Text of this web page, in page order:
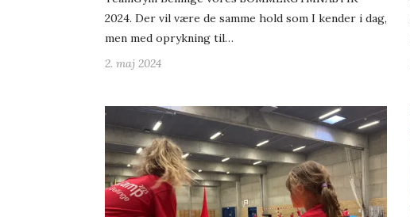
2024. Der vil være de samme hold som I kender i dag,
men med oprykning til…
2. maj 2024